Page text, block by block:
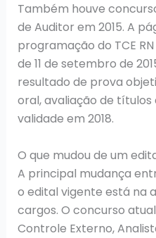
Também houve
de Auditor em 2015. A
programação do TCE
de 11 de setembro de
resultado de prova
oral, avaliação de
validade em 2018.
O que mudou de um
A principal mudança
o edital vigente está na
cargos. O concurso
Controle Externo,